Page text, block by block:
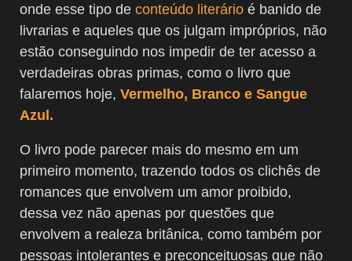
onde esse tipo de conteúdo literário é banido de
livrarias e aqueles que os julgam impróprios, não
estão conseguindo nos impedir de ter acesso a
verdadeiras obras primas, como o livro que
falaremos hoje, Vermelho, Branco e Sangue
Azul.
O livro pode parecer mais do mesmo em um
primeiro momento, trazendo todos os clichês de
romances que envolvem um amor proibido,
dessa vez não apenas por questões que
envolvem a realeza britânica, como também por
pessoas intolerantes e preconceituosas que não